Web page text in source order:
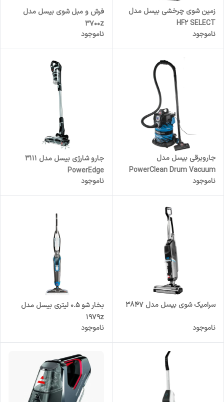
زمین شوی چرخشی بیسل مدل
HF2 SELECT
ناموجود
فرش و مبل شوی بیسل مدل
3700z
ناموجود
جاروبرقی بیسل مدل
PowerClean Drum Vacuum
20277
ناموجود
جارو شارژی بیسل مدل 3111
PowerEdge
ناموجود
سرامیک شوی بیسل مدل 3847
ناموجود
بخار شو 0.5 لیتری بیسل مدل
۱۹۷۹z
ناموجود